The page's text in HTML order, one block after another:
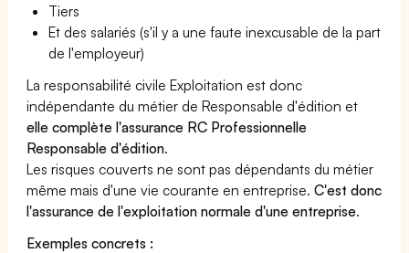
Tiers
Et des salariés (s'il y a une faute inexcusable de la part
de l'employeur)
La responsabilité civile Exploitation est donc
indépendante du métier de Responsable d'édition et
elle complète l'assurance RC Professionnelle
Responsable d'édition.
Les risques couverts ne sont pas dépendants du métier
même mais d'une vie courante en entreprise.C'est donc
l'assurance de l'exploitation normale d'une entreprise.
Exemples concrets :